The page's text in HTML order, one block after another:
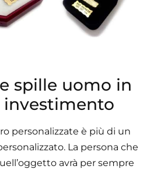
spille uomo in
investimento
personalizzate è più di un
La persona che
avrà per sempre